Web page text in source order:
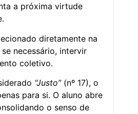
a próxima virtude
diretamente na
necessário, intervir
coletivo.
“Justo”(nº 17), o
para si. O aluno abre
o senso de